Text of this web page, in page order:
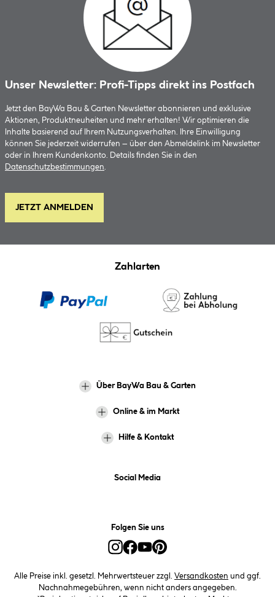
Unser Newsletter: Profi-Tipps direkt ins Postfach
Jetzt den BayWa Bau & Garten Newsletter abonnieren und exklusive
Aktionen, Produktneuheiten und mehr erhalten! Wir optimieren die
Inhalte basierend auf Ihrem Nutzungsverhalten. Ihre Einwilligung
können Sie jederzeit widerrufen – über den Abmeldelink im Newsletter
oder in Ihrem Kundenkonto. Details finden Sie in den
Datenschutzbestimmungen.
JETZT ANMELDEN
Zahlarten
Über BayWa Bau & Garten
Online & im Markt
Hilfe & Kontakt
Social Media
Folgen Sie uns
Alle Preise inkl. gesetzl. Mehrwertsteuer zzgl. Versandkosten und ggf.
Nachnahmegebühren, wenn nicht anders angegeben.